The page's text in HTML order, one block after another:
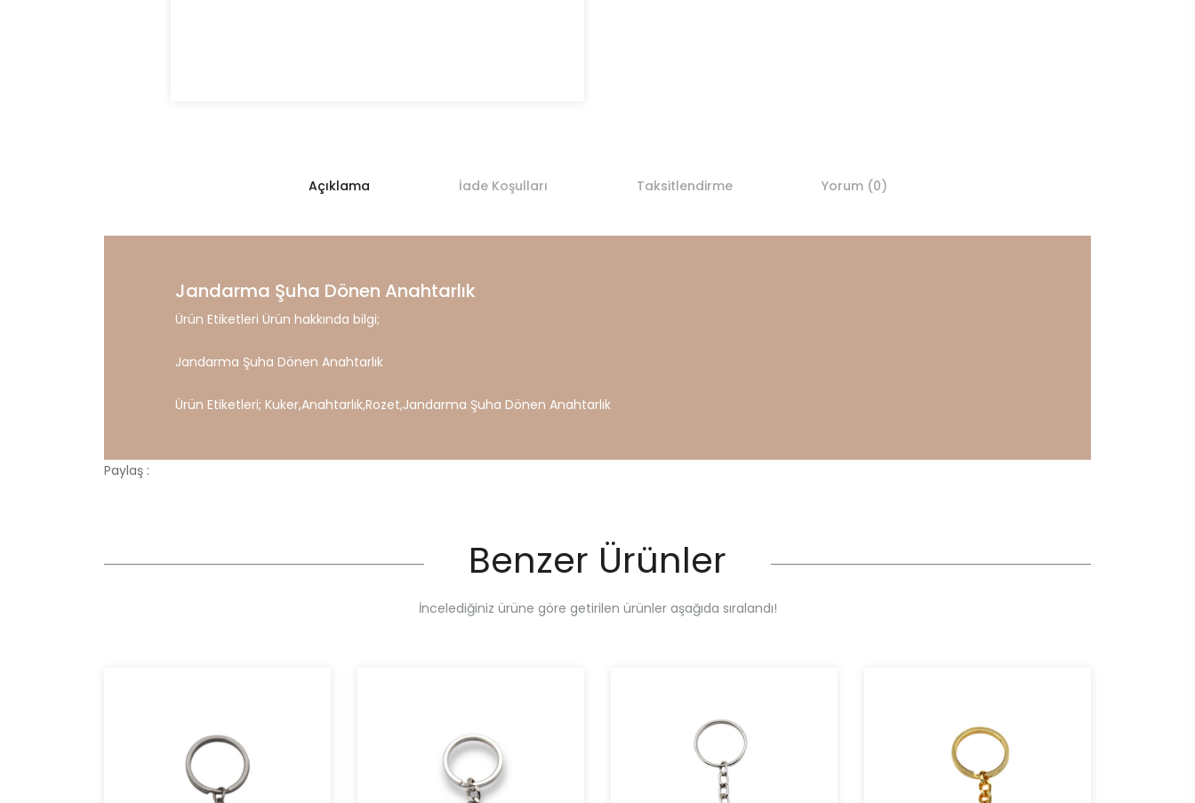
Açıklama İade Koşulları Taksitlendirme Yorum (0)
Jandarma Şuha Dönen Anahtarlık
Ürün Etiketleri Ürün hakkında bilgi;
Jandarma Şuha Dönen Anahtarlık
Ürün Etiketleri; Kuker,Anahtarlık,Rozet,Jandarma Şuha Dönen Anahtarlık
Paylaş :
Benzer Ürünler
İncelediğiniz ürüne göre getirilen ürünler aşağıda sıralandı!